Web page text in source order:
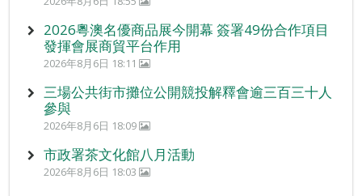
2026粵澳名優商品展今開幕 簽署49份合作項目
發揮會展商貿平台作用
2026年8月6日 18:11
三場公共街市攤位公開競投解釋會逾三百三十人
參與
2026年8月6日 18:09
市政署茶文化館八月活動
2026年8月6日 18:03